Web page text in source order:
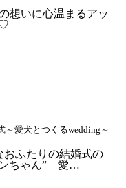
想いに心温まるアッ
～愛犬とつくるwedding～
おふたりの結婚式の
ンちゃん” 愛…